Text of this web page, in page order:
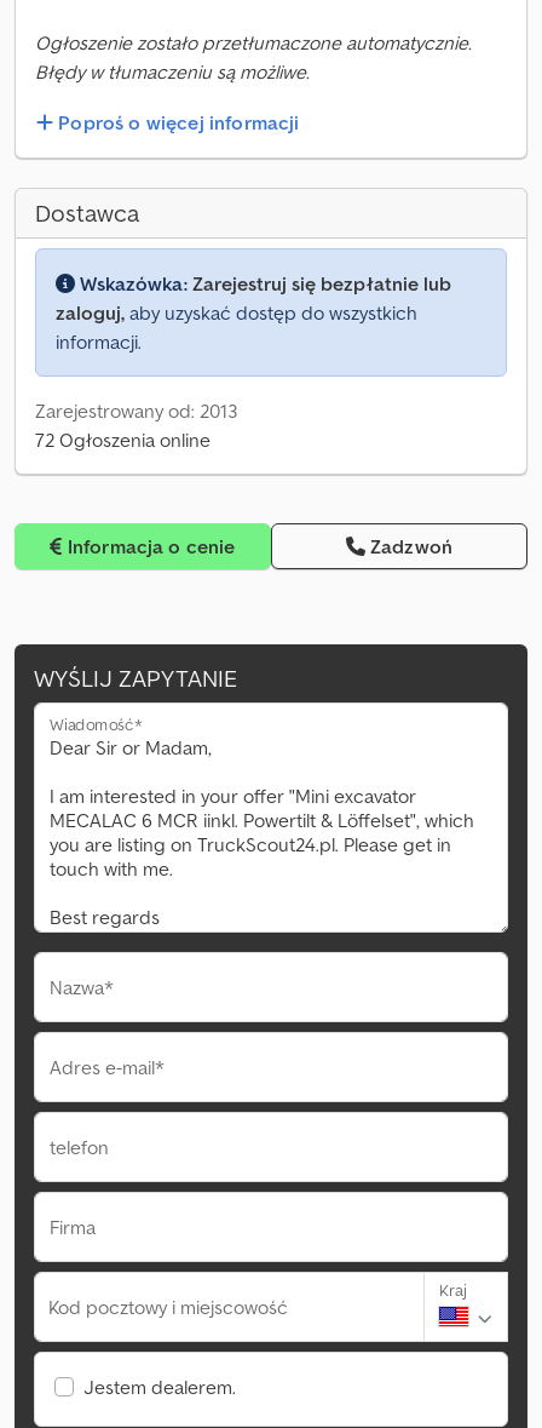
Ogłoszenie zostało przetłumaczone automatycznie.
Błędy w tłumaczeniu są możliwe.
Poproś o więcej informacji
Dostawca
Wskazówka: Zarejestruj się bezpłatnie lub
zaloguj, aby uzyskać dostęp do wszystkich
informacji.
Zarejestrowany od: 2013
72 Ogłoszenia online
Informacja o cenie Zadzwoń
WYŚLIJ ZAPYTANIE
Wiadomość*
Nazwa*
Adres e-mail*
telefon
Firma
Kod pocztowy i miejscowość
Kraj
Jestem dealerem.